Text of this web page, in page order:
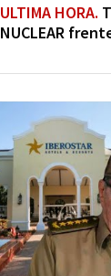
ULTIMA HORA.
NUCLEAR